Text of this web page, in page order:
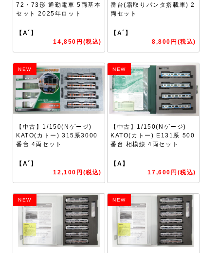
72・73形 通勤電車 5両基本
セット 2025年ロット
【A´】
14,850円(税込)
番台(霜取りパンタ搭載車) 2
両セット
【A´】
8,800円(税込)
NEW
【中古】1/150(Nゲージ)
KATO(カトー) 315系3000
番台 4両セット
【A´】
12,100円(税込)
NEW
【中古】1/150(Nゲージ)
KATO(カトー) E131系 500
番台 相模線 4両セット
【A】
17,600円(税込)
NEW NEW